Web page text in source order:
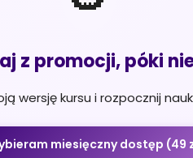
z promocji, póki
wersję kursu i rozpocznij
miesięczny dostęp (49